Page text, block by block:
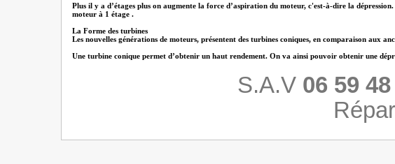
Plus il y a d’étages plus on augmente la force d’aspiration du moteur, c'est-à-dire la
moteur à 1 étage .
La Forme des turbines
Les nouvelles générations de moteurs, présentent des turbines coniques, en comparaison aux
Une turbine conique permet d’obtenir un haut rendement. On va ainsi pouvoir obtenir une
S.A.V 06 59